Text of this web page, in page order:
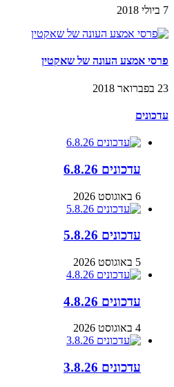
7 ביולי 2018
פרסי אמצע העונה של שאקטין
23 בפברואר 2018
עדכונים
עדכונים 6.8.26
6 באוגוסט 2026
עדכונים 5.8.26
5 באוגוסט 2026
עדכונים 4.8.26
4 באוגוסט 2026
עדכונים 3.8.26